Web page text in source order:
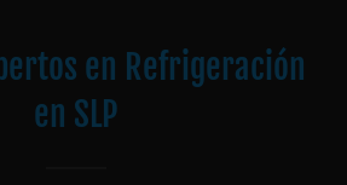
en Refrigeración
en SLP